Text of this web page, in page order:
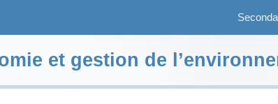
Secondaire
et gestion de